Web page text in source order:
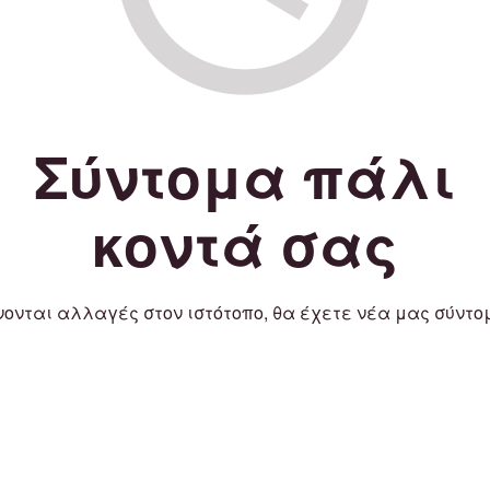
Σύντομα πάλι
κοντά σας
αλλαγές στον ιστότοπο, θα έχετε νέα μας